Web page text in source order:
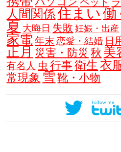
人間関係住まい 働
夏 大晦日 失敗 妊娠・出産
家電 年末 恋愛・結婚 日
正月 災害・防災 秋 美
有名人 虫 行事 衛生 衣
常現象 雪 靴・小物